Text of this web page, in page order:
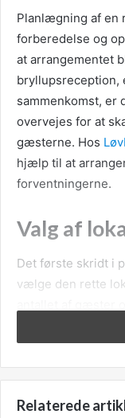
Planlægning af en
forberedelse og
at arrangementet
bryllupsreception,
sammenkomst, er
overvejes for at
gæsterne. Hos
hjælp til at
forventningerne.
Valg af
Det første skridt i
vælge den rette
Det er vigtigt at
faciliteter, såsom
underholdning.
stedet.
Relaterede